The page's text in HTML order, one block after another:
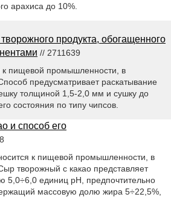
арахиса до 10%.
продукта, обогащенного
// 2711639
к пищевой промышленности, в
предусматривает раскатывание
толщиной 1,5-2,0 мм и сушку до
состояния по типу чипсов.
и способ его
к пищевой промышленности, в
творожный с какао представляет
5,0÷6,0 единиц pH, предпочтительно
массовую долю жира 5÷22,5%,